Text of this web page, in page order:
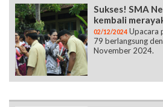
Sukses! SMA
kembali
02/12/2024 Upacara
79 berlangsung
November 2024.